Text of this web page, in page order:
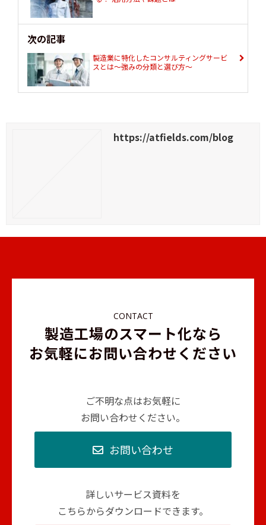
次の記事
製造業に特化したコンサルティングサービ
スとは～強みの分類と選び方～
https://atfields.com/blog
CONTACT
製造工場のスマート化なら
お気軽にお問い合わせください
ご不明な点はお気軽に
お問い合わせください。
お問い合わせ
詳しいサービス資料を
こちらからダウンロードできます。